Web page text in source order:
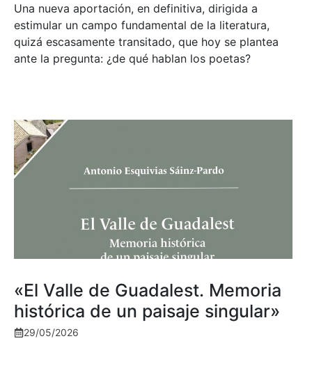
Una nueva aportación, en definitiva, dirigida a
estimular un campo fundamental de la literatura,
quizá escasamente transitado, que hoy se plantea
ante la pregunta: ¿de qué hablan los poetas?
«El Valle de Guadalest. Memoria
histórica de un paisaje singular»
29/05/2026